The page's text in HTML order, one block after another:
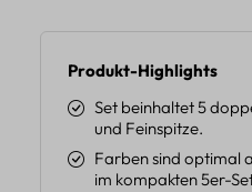
Produkt-Highlights
Set beinhaltet 5
und Feinspitze.
Farben sind optimal
im kompakten 5er-